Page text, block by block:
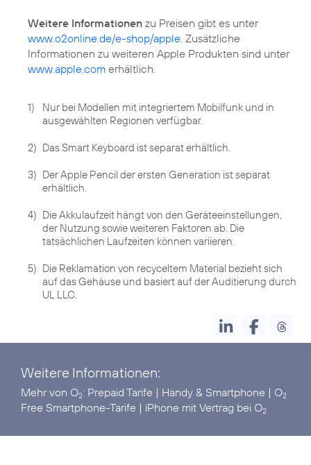
Weitere Informationen zu Preisen gibt es unter
www.o2online.de/e-shop/apple . Zusätzliche
Informationen zu weiteren Apple Produkten sind unter
www.apple.com erhältlich.
1)
Nur bei Modellen mit integriertem Mobilfunk und in
ausgewählten Regionen verfügbar.
2) Das Smart Keyboard ist separat erhältlich.
3) Der Apple Pencil der ersten Generation ist separat
erhältlich.
4) Die Akkulaufzeit hängt von den Geräteeinstellungen,
der Nutzung sowie weiteren Faktoren ab. Die
tatsächlichen Laufzeiten können variieren.
5) Die Reklamation von recyceltem Material bezieht sich
auf das Gehäuse und basiert auf der Auditierung durch
UL LLC.
Weitere Informationen:
Mehr von O2: Prepaid Tarife | Handy & Smartphone | O2
Free Smartphone-Tarife | iPhone mit Vertrag bei O2